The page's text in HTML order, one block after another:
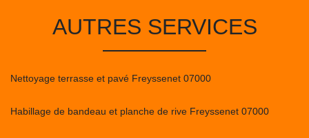
AUTRES SERVICES
Nettoyage terrasse et pavé Freyssenet 07000
Habillage de bandeau et planche de rive Freyssenet 07000